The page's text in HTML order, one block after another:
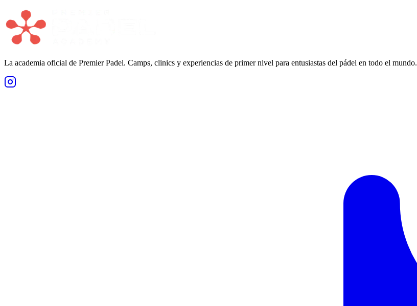
La academia oficial de Premier Padel. Camps, clinics y experiencias de primer nivel para entusiastas del pádel en todo el mundo.